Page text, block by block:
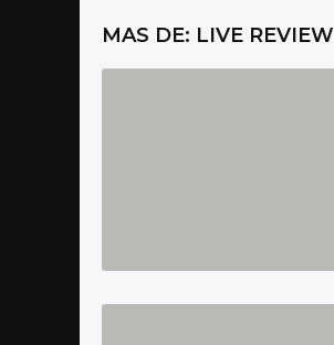
MAS DE: LIVE REVIEW